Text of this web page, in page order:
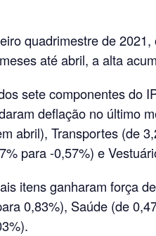
quadrimestre de
até abril, a alta
sete componentes do
deflação no último
abril), Transportes (de
para -0,57%) e
itens ganharam força
0,83%), Saúde (de